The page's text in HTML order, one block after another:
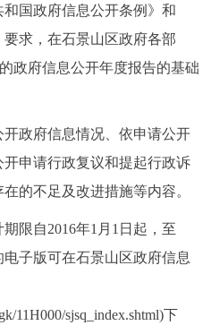
解读 回应关切
服务 投资项目
国政府信息公开条例》和
要求，在石景山区政府各部
政府信息公开年度报告的基础
政府信息情况、依申请公开
申请行政复议和提起行政诉
的不足及改进措施等内容。
自2016年1月1日起，至
电子版可在石景山区政府信息
11H000/sjsq_index.shtml)下